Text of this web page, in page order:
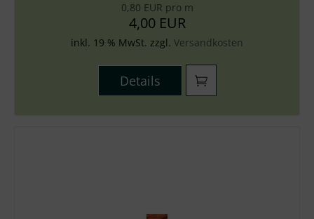
0,80 EUR pro m
4,00 EUR
inkl. 19 % MwSt. zzgl. Versandkosten
Details